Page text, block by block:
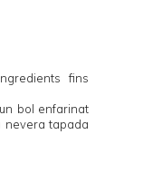
fins
bol enfarinat
nevera tapada